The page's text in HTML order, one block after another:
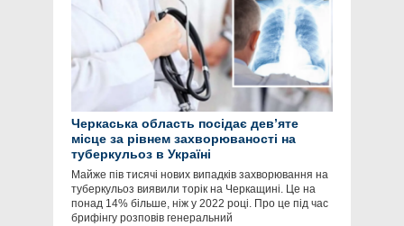
Черкаська область посідає девʼяте
місце за рівнем захворюваності на
туберкульоз в Україні
Майже пів тисячі нових випадків захворювання на
туберкульоз виявили торік на Черкащині. Це на
понад 14% більше, ніж у 2022 році. Про це під час
брифінгу розповів генеральний